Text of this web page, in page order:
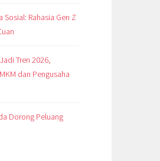
Rahasia Gen Z
Tren 2026,
dan Pengusaha
Dorong Peluang